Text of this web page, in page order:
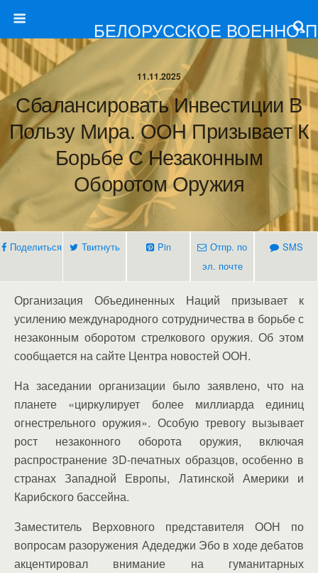
БЕЛОРУССКОЕ ВОЕННО-
11.11.2025
Сбалансировать Инвестиции В
Пользу Мира. ООН Призывает К
Борьбе С Незаконным
Оборотом Оружия
Поделиться Твитнуть Pin
Отпр. по
эл. почте
SMS
Организация Объединенных Наций призывает к
усилению международного сотрудничества в борьбе с
незаконным оборотом стрелкового оружия. Об этом
сообщается на сайте Центра новостей ООН.
На заседании организации было заявлено, что на
планете «циркулирует более миллиарда единиц
огнестрельного оружия». Особую тревогу вызывает
рост незаконного оборота оружия, включая
распространение 3D-печатных образцов, особенно в
странах Западной Европы, Латинской Америки и
Карибского бассейна.
Заместитель Верховного представителя ООН по
вопросам разоружения Адедеджи Эбо в ходе дебатов
акцентировал внимание на гуманитарных